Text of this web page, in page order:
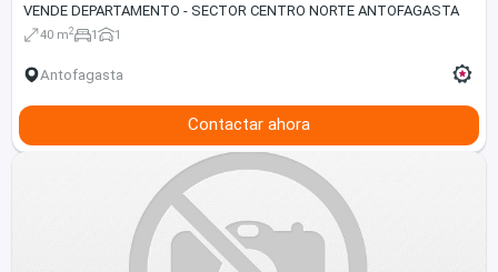
VENDE DEPARTAMENTO - SECTOR CENTRO NORTE ANTOFAGASTA
40 m2 1 1
Antofagasta
Contactar ahora